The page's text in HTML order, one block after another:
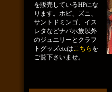
を販売しているHPにな
ります。ホピ、ズニ、
サントドミンゴ、イス
レタなどナバホ族以外
のジュエリーとクラフ
トグッズetcはこちら を
ご覧下さいませ。